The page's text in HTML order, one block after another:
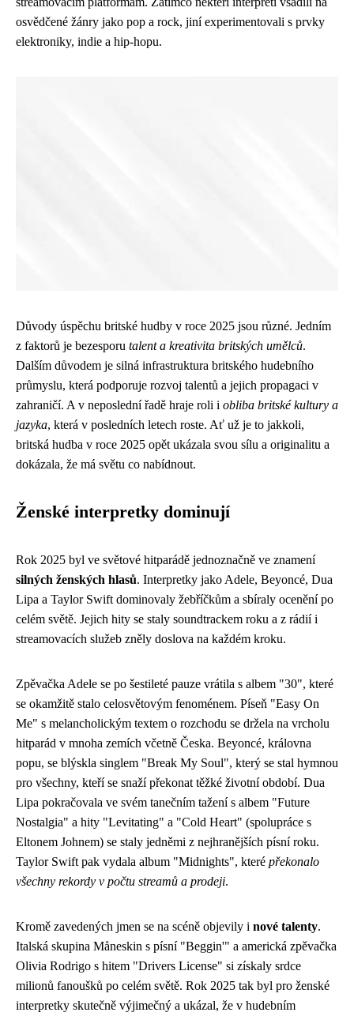
osvědčené žánry jako pop a rock, jiní experimentovali s prvky
elektroniky, indie a hip-hopu.
Důvody úspěchu britské hudby v roce 2025 jsou různé. Jedním
z faktorů je bezesporu talent a kreativita britských umělců.
Dalším důvodem je silná infrastruktura britského hudebního
průmyslu, která podporuje rozvoj talentů a jejich propagaci v
zahraničí. A v neposlední řadě hraje roli i obliba britské kultury a
jazyka, která v posledních letech roste. Ať už je to jakkoli,
britská hudba v roce 2025 opět ukázala svou sílu a originalitu a
dokázala, že má světu co nabídnout.
Ženské interpretky dominují
Rok 2025 byl ve světové hitparádě jednoznačně ve znamení
silných ženských hlasů. Interpretky jako Adele, Beyoncé, Dua
Lipa a Taylor Swift dominovaly žebříčkům a sbíraly ocenění po
celém světě. Jejich hity se staly soundtrackem roku a z rádií i
streamovacích služeb zněly doslova na každém kroku.
Zpěvačka Adele se po šestileté pauze vrátila s albem "30", které
se okamžitě stalo celosvětovým fenoménem. Píseň "Easy On
Me" s melancholickým textem o rozchodu se držela na vrcholu
hitparád v mnoha zemích včetně Česka. Beyoncé, královna
popu, se blýskla singlem "Break My Soul", který se stal hymnou
pro všechny, kteří se snaží překonat těžké životní období. Dua
Lipa pokračovala ve svém tanečním tažení s albem "Future
Nostalgia" a hity "Levitating" a "Cold Heart" (spolupráce s
Eltonem Johnem) se staly jedněmi z nejhranějších písní roku.
Taylor Swift pak vydala album "Midnights", které překonalo
všechny rekordy v počtu streamů a prodeji.
Kromě zavedených jmen se na scéně objevily i nové talenty.
Italská skupina Måneskin s písní "Beggin'" a americká zpěvačka
Olivia Rodrigo s hitem "Drivers License" si získaly srdce
milionů fanoušků po celém světě. Rok 2025 tak byl pro ženské
interpretky skutečně výjimečný a ukázal, že v hudebním